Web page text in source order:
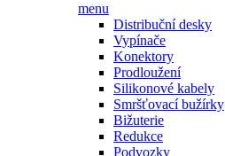
menu
Distribuční desky
Vypínače
Konektory
Prodloužení
Silikonové kabely
Smršťovací bužírky
Bižuterie
Redukce
Podvozky